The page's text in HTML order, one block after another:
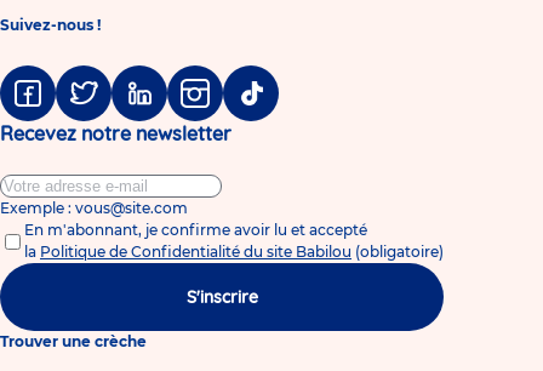
Suivez-nous !
FacebookTwitter LinkedinInstagramTiktok
Recevez notre newsletter
Exemple : vous@site.com
En m'abonnant, je confirme avoir lu et accepté
la Politique de Confidentialité du site Babilou (obligatoire)
S'inscrire
Trouver une crèche